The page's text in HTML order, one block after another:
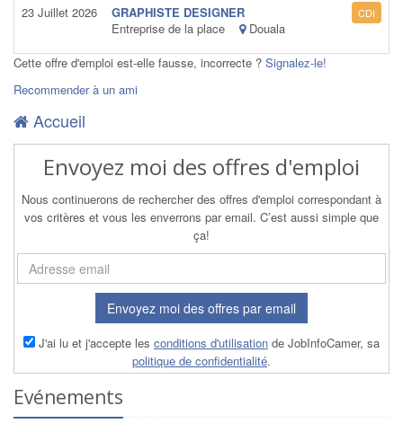
23 Juillet 2026
GRAPHISTE DESIGNER
Entreprise de la place
Douala
CDI
Cette offre d'emploi est-elle fausse, incorrecte ? Signalez-le!
Recommender à un ami
Accueil
Envoyez moi des offres d'emploi
Nous continuerons de rechercher des offres d'emploi correspondant à
vos critères et vous les enverrons par email. C’est aussi simple que
ça!
Envoyez moi des offres par email
J'ai lu et j'accepte les conditions d'utilisation de JobInfoCamer, sa
politique de confidentialité.
Evénements